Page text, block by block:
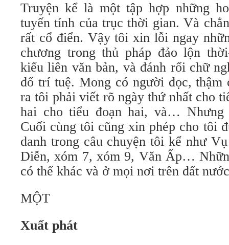
Truyện kể là một tập hợp những
tuyến tính của trục thời gian. Và
rất cổ điển. Vậy tôi xin lỗi ngay
chương trong thủ pháp đảo lộn
kiểu liên văn bản, và đánh rối chữ
đố trí tuệ. Mong có người đọc, thậm
ra tôi phải viết rõ ngày thứ nhất cho
hai cho tiểu đoạn hai, và… Nhưng
Cuối cùng tôi cũng xin phép cho tôi
danh trong câu chuyện tôi kể như
Diễn, xóm 7, xóm 9, Văn Ấp…
có thể khác và ở mọi nơi trên đất
MỘT
Xuất phát